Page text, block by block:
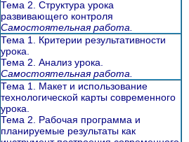
Тема 2. Структура урока
развивающего контроля
Самостоятельная работа.
Тема 1. Критерии результативности
урока.
Тема 2. Анализ урока.
Самостоятельная работа.
Тема 1. Макет и использование
технологической карты современного
урока.
Тема 2. Рабочая программа и
планируемые результаты как